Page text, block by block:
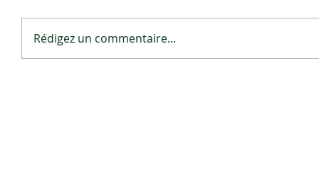
Rédigez un commentaire...